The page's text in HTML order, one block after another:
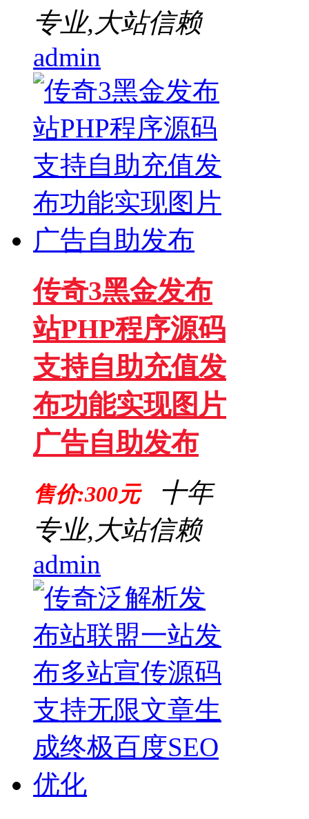
专业,大站信赖
admin
传奇3黑金发布
站PHP程序源码
支持自助充值发
布功能实现图片
广告自助发布
售价:300元
十年
专业,大站信赖
admin